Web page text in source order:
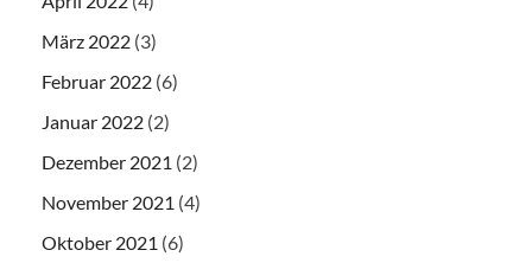
März 2022 (3)
Februar 2022 (6)
Januar 2022 (2)
Dezember 2021 (2)
November 2021 (4)
Oktober 2021 (6)